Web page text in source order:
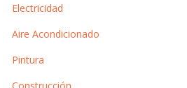
Electricidad
Aire Acondicionado
Pintura
Construcción